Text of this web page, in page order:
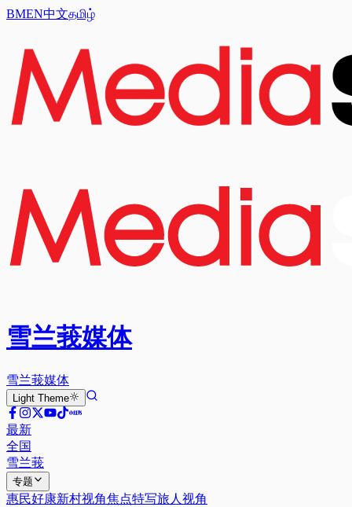
BMEN中文தமிழ்
雪兰莪媒体
雪兰莪媒体
Light Theme
最新
全国
雪兰莪
专题
惠民好康新村视角焦点特写旅人视角